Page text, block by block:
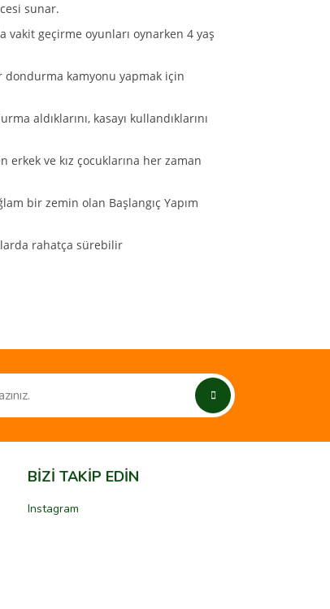
sunar.
vakit geçirme oyunları oynarken 4 yaş
dondurma kamyonu yapmak için
aldıklarını, kasayı kullandıklarını
erkek ve kız çocuklarına her zaman
bir zemin olan Başlangıç Yapım
rahatça sürebilir
BİZİ TAKİP EDİN
Instagram